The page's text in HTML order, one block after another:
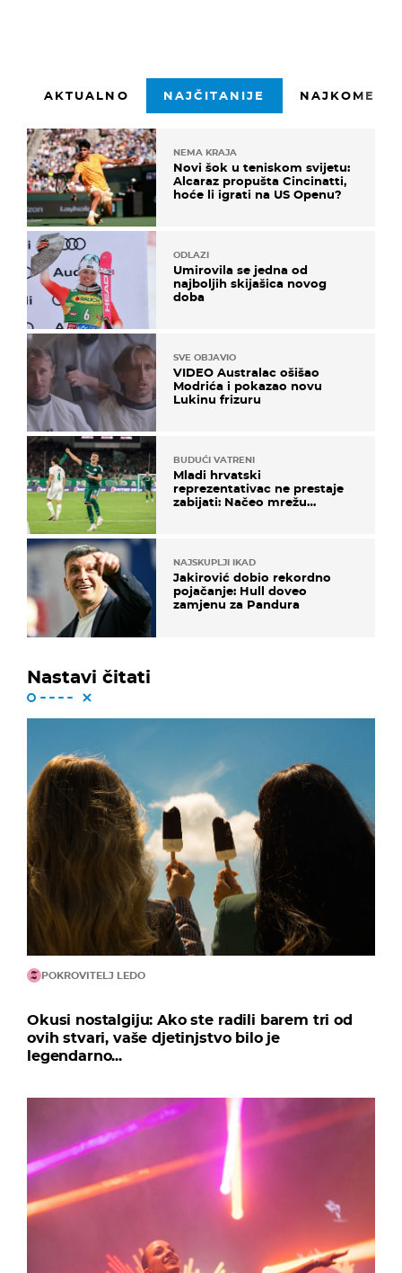
AKTUALNO NAJČITANIJE
NEMA KRAJA
Novi šok u teniskom svijetu:
Alcaraz propušta Cincinatti,
hoće li igrati na US Openu?
ODLAZI
Umirovila se jedna od
najboljih skijašica novog
doba
SVE OBJAVIO
VIDEO Australac ošišao
Modrića i pokazao novu
Lukinu frizuru
BUDUĆI VATRENI
Mladi hrvatski
reprezentativac ne prestaje
zabijati: Načeo mrežu
NAJSKUPLJI IKAD
Jakirović dobio rekordno
pojačanje: Hull doveo
zamjenu za Pandura
Nastavi čitati
POKROVITELJ LEDO
Okusi nostalgiju: Ako ste radili barem tri od
ovih stvari, vaše djetinjstvo bilo je
legendarno...